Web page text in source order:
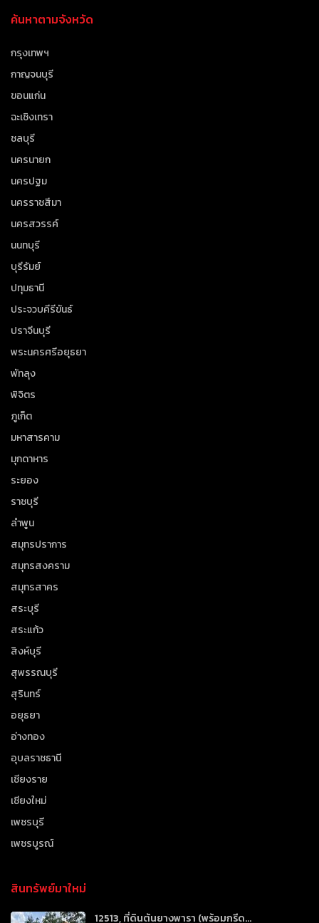
ค้นหาตามจังหวัด
กรุงเทพฯ
กาญจนบุรี
ขอนแก่น
ฉะเชิงเทรา
ชลบุรี
นครนายก
นครปฐม
นครราชสีมา
นครสวรรค์
นนทบุรี
บุรีรัมย์
ปทุมธานี
ประจวบคีรีขันธ์
ปราจีนบุรี
พระนครศรีอยุธยา
พัทลุง
พิจิตร
ภูเก็ต
มหาสารคาม
มุกดาหาร
ระยอง
ราชบุรี
ลำพูน
สมุทรปราการ
สมุทรสงคราม
สมุทรสาคร
สระบุรี
สระแก้ว
สิงห์บุรี
สุพรรณบุรี
สุรินทร์
อยุธยา
อ่างทอง
อุบลราชธานี
เชียงราย
เชียงใหม่
เพชรบุรี
เพชรบูรณ์
สินทรัพย์มาใหม่
12513, ที่ดินต้นยางพารา (พร้อมกรีด...